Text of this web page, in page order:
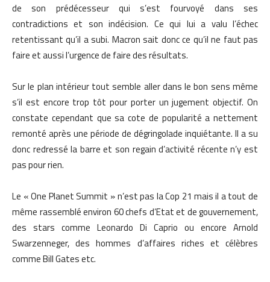
de son prédécesseur qui s’est fourvoyé dans ses
contradictions et son indécision. Ce qui lui a valu l’échec
retentissant qu’il a subi. Macron sait donc ce qu’il ne faut pas
faire et aussi l’urgence de faire des résultats.
Sur le plan intérieur tout semble aller dans le bon sens même
s’il est encore trop tôt pour porter un jugement objectif. On
constate cependant que sa cote de popularité a nettement
remonté après une période de dégringolade inquiétante. Il a su
donc redressé la barre et son regain d’activité récente n’y est
pas pour rien.
Le « One Planet Summit » n’est pas la Cop 21 mais il a tout de
même rassemblé environ 60 chefs d’Etat et de gouvernement,
des stars comme Leonardo Di Caprio ou encore Arnold
Swarzenneger, des hommes d’affaires riches et célèbres
comme Bill Gates etc.